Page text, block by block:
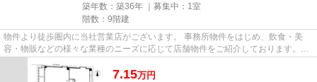
築年数：築36年 ｜募集中： 1室
階数：9階建
物件より徒歩圏内に当社営業店がございます。 事務所物件をはじめ、飲食・美
容・物販などの様々な業種のニーズに応じて店舗物件をご紹介しております。
尚、弊社ではおとり広告は一切...
7.15万円